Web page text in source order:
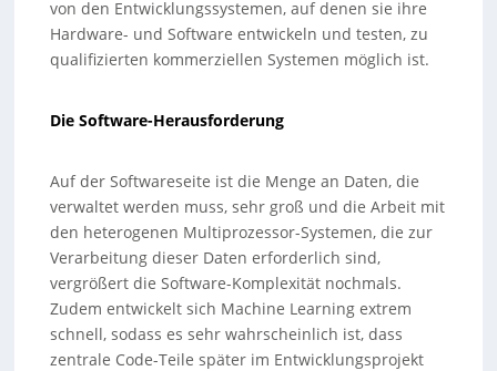
von den Entwicklungssystemen, auf denen sie ihre
Hardware- und Software entwickeln und testen, zu
qualifizierten kommerziellen Systemen möglich ist.
Die Software-Herausforderung
Auf der Softwareseite ist die Menge an Daten, die
verwaltet werden muss, sehr groß und die Arbeit mit
den heterogenen Multiprozessor-Systemen, die zur
Verarbeitung dieser Daten erforderlich sind,
vergrößert die Software-Komplexität nochmals.
Zudem entwickelt sich Machine Learning extrem
schnell, sodass es sehr wahrscheinlich ist, dass
zentrale Code-Teile später im Entwicklungsprojekt